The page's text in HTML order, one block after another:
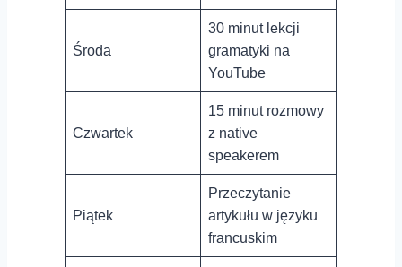
Środa
30 minut lekcji
gramatyki na
YouTube
Czwartek
15 minut rozmowy
z native
speakerem
Piątek
Przeczytanie
artykułu w języku⁢
francuskim